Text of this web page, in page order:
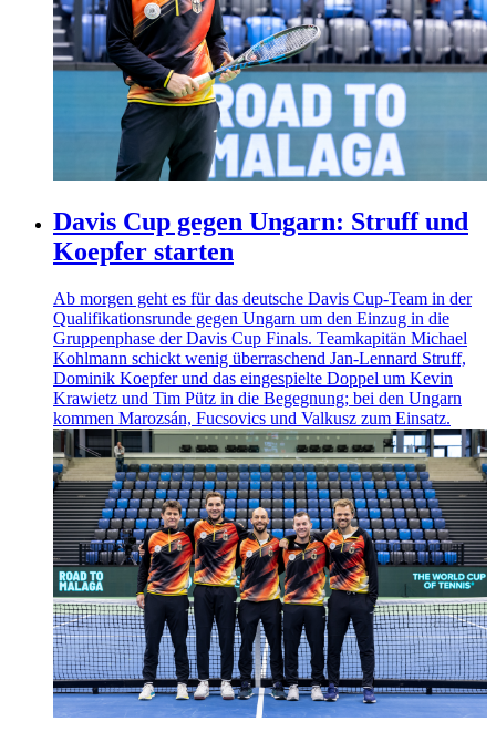
Davis Cup gegen Ungarn: Struff und
Koepfer starten
Ab morgen geht es für das deutsche Davis Cup-Team in der
Qualifikationsrunde gegen Ungarn um den Einzug in die
Gruppenphase der Davis Cup Finals. Teamkapitän Michael
Kohlmann schickt wenig überraschend Jan-Lennard Struff,
Dominik Koepfer und das eingespielte Doppel um Kevin
Krawietz und Tim Pütz in die Begegnung; bei den Ungarn
kommen Marozsán, Fucsovics und Valkusz zum Einsatz.